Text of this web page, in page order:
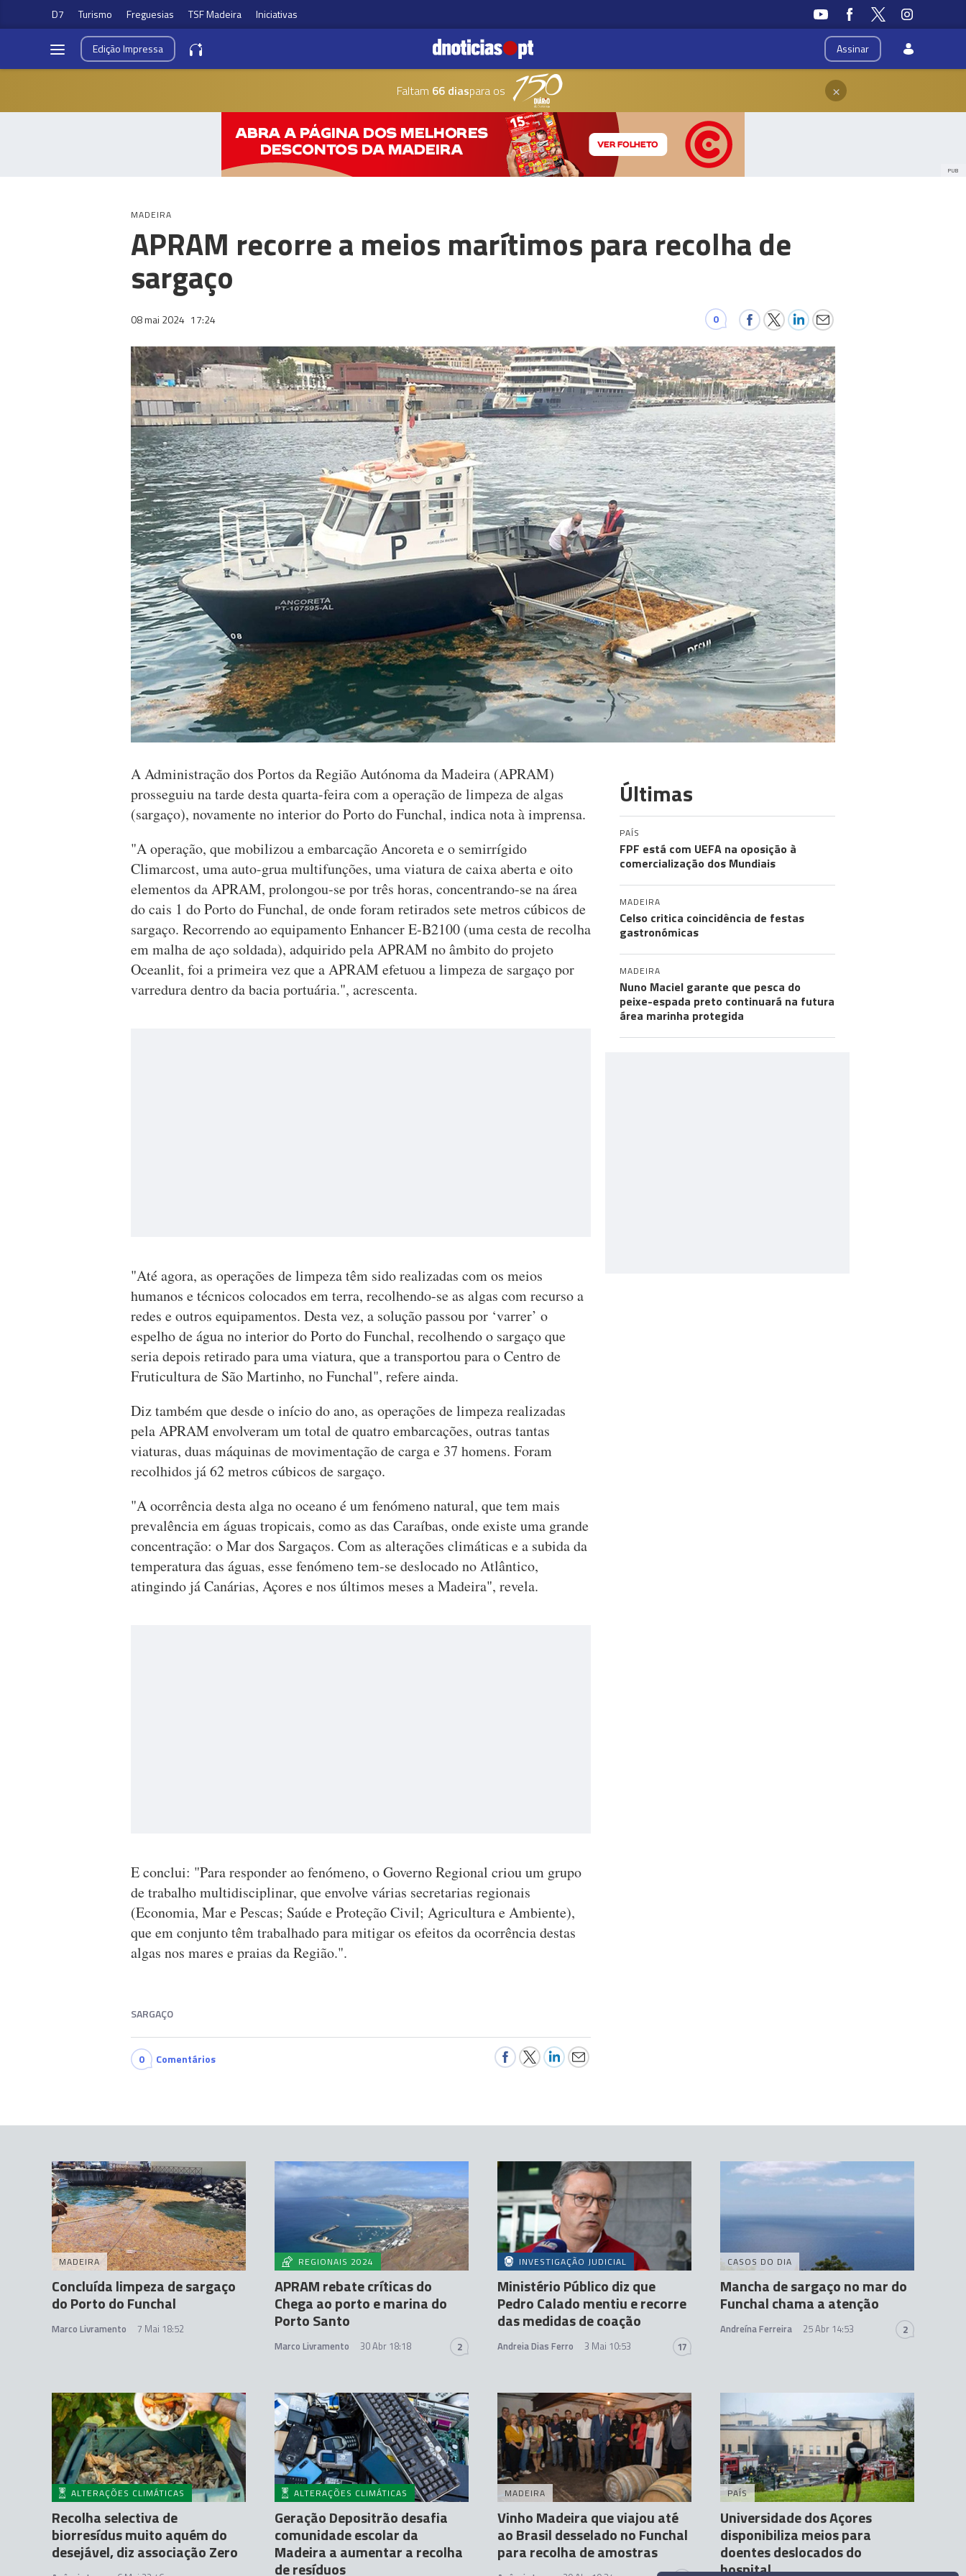
D7 Turismo Freguesias TSF Madeira Iniciativas
Assinar
EdiçãoImpressa
Faltam 66 diaspara os ×
PUB
MADEIRA
APRAM recorre a meios marítimos para recolha de
sargaço
08 mai 2024 17:24 0
A Administração dos Portos da Região Autónoma da Madeira (APRAM)
prosseguiu na tarde desta quarta-feira com a operação de limpeza de algas
(sargaço), novamente no interior do Porto do Funchal, indica nota à imprensa.
"A operação, que mobilizou a embarcação Ancoreta e o semirrígido
Climarcost, uma auto-grua multifunções, uma viatura de caixa aberta e oito
elementos da APRAM, prolongou-se por três horas, concentrando-se na área
do cais 1 do Porto do Funchal, de onde foram retirados sete metros cúbicos de
sargaço. Recorrendo ao equipamento Enhancer E-B2100 (uma cesta de recolha
em malha de aço soldada), adquirido pela APRAM no âmbito do projeto
Oceanlit, foi a primeira vez que a APRAM efetuou a limpeza de sargaço por
varredura dentro da bacia portuária.", acrescenta.
"Até agora, as operações de limpeza têm sido realizadas com os meios
humanos e técnicos colocados em terra, recolhendo-se as algas com recurso a
redes e outros equipamentos. Desta vez, a solução passou por ‘varrer’ o
espelho de água no interior do Porto do Funchal, recolhendo o sargaço que
seria depois retirado para uma viatura, que a transportou para o Centro de
Fruticultura de São Martinho, no Funchal", refere ainda.
Diz também que desde o início do ano, as operações de limpeza realizadas
pela APRAM envolveram um total de quatro embarcações, outras tantas
viaturas, duas máquinas de movimentação de carga e 37 homens. Foram
recolhidos já 62 metros cúbicos de sargaço.
"A ocorrência desta alga no oceano é um fenómeno natural, que tem mais
prevalência em águas tropicais, como as das Caraíbas, onde existe uma grande
concentração: o Mar dos Sargaços. Com as alterações climáticas e a subida da
temperatura das águas, esse fenómeno tem-se deslocado no Atlântico,
atingindo já Canárias, Açores e nos últimos meses a Madeira", revela.
E conclui: "Para responder ao fenómeno, o Governo Regional criou um grupo
de trabalho multidisciplinar, que envolve várias secretarias regionais
(Economia, Mar e Pescas; Saúde e Proteção Civil; Agricultura e Ambiente),
que em conjunto têm trabalhado para mitigar os efeitos da ocorrência destas
algas nos mares e praias da Região.".
SARGAÇO
0 Comentários
Últimas
PAÍS
FPF está com UEFA na oposição à
comercialização dos Mundiais
MADEIRA
Celso critica coincidência de festas
gastronómicas
MADEIRA
Nuno Maciel garante que pesca do
peixe-espada preto continuará na futura
área marinha protegida
MADEIRA
Concluída limpeza de sargaço
do Porto do Funchal
Marco Livramento 7 Mai 18:52
REGIONAIS 2024
APRAM rebate críticas do
Chega ao porto e marina do
Porto Santo
Marco Livramento 30 Abr 18:18 2
INVESTIGAÇÃO JUDICIAL
Ministério Público diz que
Pedro Calado mentiu e recorre
das medidas de coação
Andreia Dias Ferro 3 Mai 10:53 17
CASOS DO DIA
Mancha de sargaço no mar do
Funchal chama a atenção
Andreína Ferreira 25 Abr 14:53 2
ALTERAÇÕES CLIMÁTICAS
Recolha selectiva de
biorresídus muito aquém do
desejável, diz associação Zero
ALTERAÇÕES CLIMÁTICAS
Geração Depositrão desafia
comunidade escolar da
Madeira a aumentar a recolha
de resíduos
MADEIRA
Vinho Madeira que viajou até
ao Brasil desselado no Funchal
para recolha de amostras
PAÍS
Universidade dos Açores
disponibiliza meios para
doentes deslocados do
hospital